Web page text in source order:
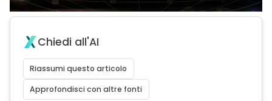
Chiedi all'AI
Riassumi questo articolo
Approfondisci con altre fonti